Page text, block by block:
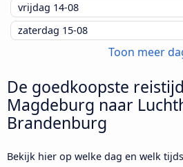
vrijdag 14-08
zaterdag 15-08
Toon meer
De goedkoopste
Magdeburg naar
Brandenburg
Bekijk hier op welke dag en welk